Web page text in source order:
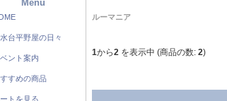
Menu
台平野屋の日々
ント案内
すめの商品
トを見る
ルーマニア
1から2 を表示中 (商品の数: 2)